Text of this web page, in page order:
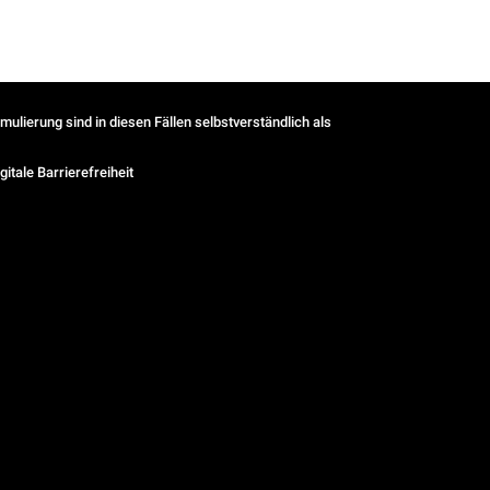
sind in diesen Fällen selbstverständlich als
Barrierefreiheit